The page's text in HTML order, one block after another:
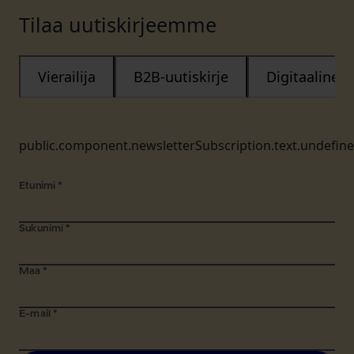
Tilaa uutiskirjeemme
Vierailija B2B-uutiskirje Digitaalinen
Etunimi *
Sukunimi *
Maa *
E-mail *